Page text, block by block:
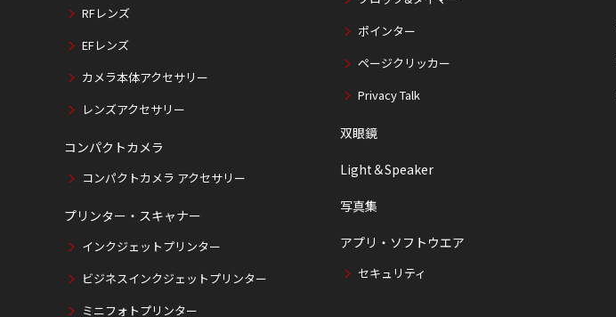
RFレンズ
EFレンズ
カメラ本体アクセサリー
レンズアクセサリー
コンパクトカメラ
コンパクトカメラ アクセサリー
プリンター・スキャナー
インクジェットプリンター
ビジネスインクジェットプリンター
ミニフォトプリンター
ポインター
ページクリッカー
Privacy Talk
双眼鏡
Light＆Speaker
写真集
アプリ・ソフトウエア
セキュリティ